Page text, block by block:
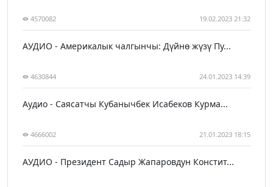
4570082 19.02.2023 21:32
АУДИО - Америкалык чалгынчы: Дүйнө жүзү Пу...
4630844 24.01.2023 14:39
Аудио - Саясатчы Кубанычбек Исабеков Курма...
4666002 21.01.2023 18:15
АУДИО - Президент Садыр Жапаровдун Констит...